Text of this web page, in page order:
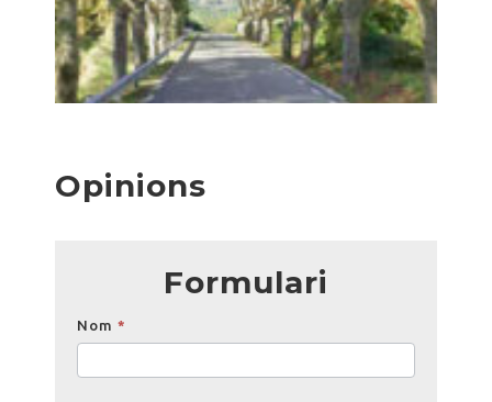
Opinions
Formulari
Opinions
Nom *